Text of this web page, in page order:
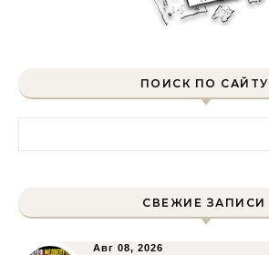
ПОИСК ПО САЙТУ
СВЕЖИЕ ЗАПИСИ
Авг 08, 2026